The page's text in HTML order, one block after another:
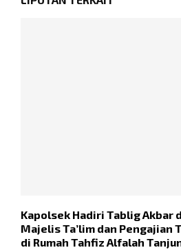
Kapolsek Hadiri Tablig Akbar
Majelis Ta’lim dan Pengajian
di Rumah Tahfiz Alfalah